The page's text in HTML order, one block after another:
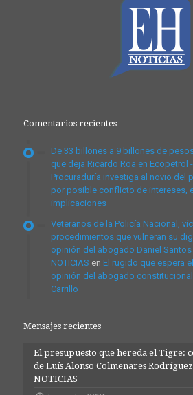
Comentarios recientes
De 33 billones a 9 billones de
que deja Ricardo Roa en Ecopetrol -
Procuraduría investiga al novio del
por posible conflicto de intereses,
implicaciones
Veteranos de la Policía Nacional,
procedimientos que vulneran su
opinión del abogado Daniel Santos
NOTICIAS en El rugido que espera
opinión del abogado
Carrillo
Mensajes recientes
El presupuesto que hereda el Tigre:
de Luís Alonso Colmenares
NOTICIAS